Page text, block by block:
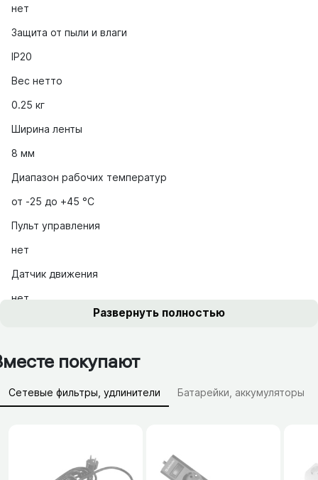
нет
Защита от пыли и влаги
IP20
Вес нетто
0.25 кг
Ширина ленты
8 мм
Диапазон рабочих температур
от -25 до +45 °С
Пульт управления
нет
Датчик движения
нет
Развернуть полностью
покупают
Сетевые фильтры, удлинители Батарейки, аккумуляторы